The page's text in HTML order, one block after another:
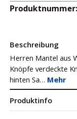
Produktnummer:
Beschreibung
Herren Mantel aus
Knöpfe verdeckte
hinten Sa… Mehr
Produktinfo